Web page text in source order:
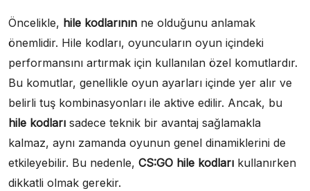
Öncelikle, hile kodlarının ne olduğunu anlamak
önemlidir. Hile kodları, oyuncuların oyun içindeki
performansını artırmak için kullanılan özel komutlardır.
Bu komutlar, genellikle oyun ayarları içinde yer alır ve
belirli tuş kombinasyonları ile aktive edilir. Ancak, bu
hile kodları sadece teknik bir avantaj sağlamakla
kalmaz, aynı zamanda oyunun genel dinamiklerini de
etkileyebilir. Bu nedenle, CS:GO hile kodları kullanırken
dikkatli olmak gerekir.